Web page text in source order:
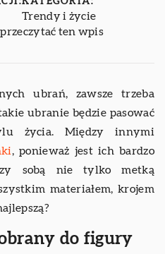
Trendy i życie
ten wpis
ubrań, zawsze trzeba
ubranie będzie pasować
życia. Między innymi
, ponieważ jest ich bardzo
sobą nie tylko metką
materiałem, krojem
do figury